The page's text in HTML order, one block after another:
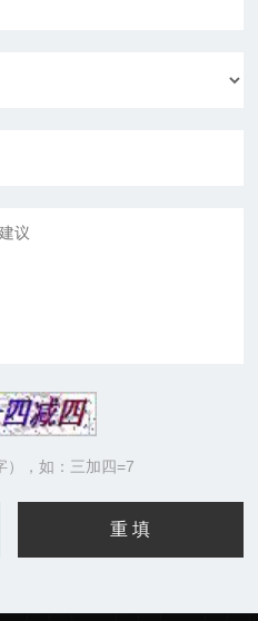
），如：三加四=7